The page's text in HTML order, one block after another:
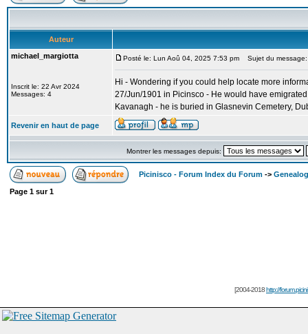
Auteur
michael_margiotta
Inscrit le: 22 Avr 2024
Messages: 4
Posté le: Lun Aoû 04, 2025 7:53 pm Sujet du message:
Hi - Wondering if you could help locate more
27/Jun/1901 in Picinsco - He would have
Kavanagh - he is buried in Glasnevin Cemetery,
Revenir en haut de page
Montrer les messages depuis:
Picinisco - Forum Index du Forum ->
Page 1 sur1
[2004-2018http://